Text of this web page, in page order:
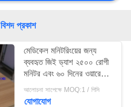
বিশদ প্রকাশ
মেডিকেল মনিটরিংয়ের জন্য
ব্যবহৃত জিই ড্যাশ ২৫০০ রোগী
মনিটর এবং ৬০ দিনের ওয়ারেন্টি
সহ ড্যাশ ২৫০০ মডেল
আলোচনা সাপেক্ষে MOQ:1 / পিসি
যোগাযোগ